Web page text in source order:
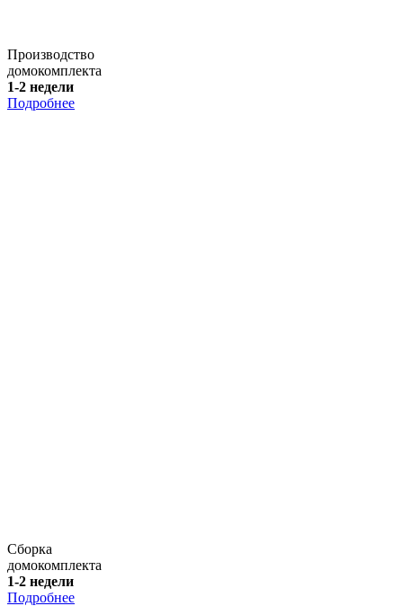
Производство
домокомплекта
1-2 недели
Подробнее
Сборка
домокомплекта
1-2 недели
Подробнее